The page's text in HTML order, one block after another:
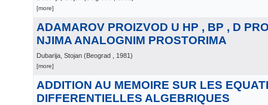
[more]
ADAMAROV PROIZVOD U HP , BP , D
NJIMA ANALOGNIM PROSTORIMA
Dubarija, Stojan (Beograd , 1981)
[more]
ADDITION AU MEМOIRE SUR LES
DIFFERENTIELLES ALGEBRIQUES